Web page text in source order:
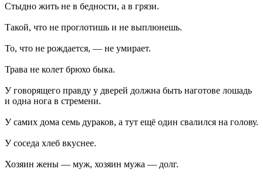
Стыдно жить не в бедности, а в грязи.
Такой, что не проглотишь и не выплюнешь.
То, что не рождается, — не умирает.
Трава не колет брюхо быка.
У говорящего правду у дверей должна быть наготове лошадь
и одна нога в стремени.
У самих дома семь дураков, а тут ещё один свалился на голову.
У соседа хлеб вкуснее.
Хозяин жены — муж, хозяин мужа — долг.